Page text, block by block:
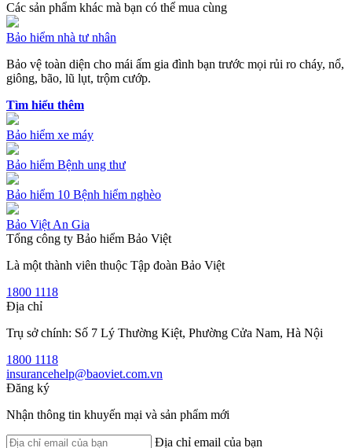
Các sản phẩm khác mà bạn có thể mua cùng
Bảo hiểm nhà tư nhân
Bảo vệ toàn diện cho mái ấm gia đình bạn trước mọi rủi ro cháy, nổ,
giông, bão, lũ lụt, trộm cướp.
Tìm hiểu thêm
Bảo hiểm xe máy
Bảo hiểm Bệnh ung thư
Bảo hiểm 10 Bệnh hiểm nghèo
Bảo Việt An Gia
Tổng công ty Bảo hiểm Bảo Việt
Là một thành viên thuộc Tập đoàn Bảo Việt
1800 1118
Địa chỉ
Trụ sở chính: Số 7 Lý Thường Kiệt, Phường Cửa Nam, Hà Nội
1800 1118
insurancehelp@baoviet.com.vn
Đăng ký
Nhận thông tin khuyến mại và sản phẩm mới
Địa chỉ email của bạn